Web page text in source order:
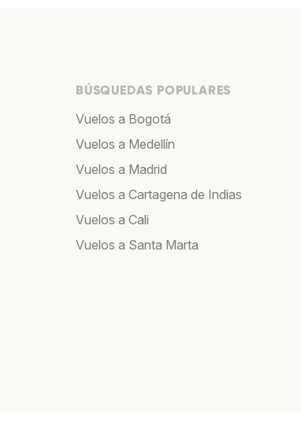
BÚSQUEDAS POPULARES
Vuelos a Bogotá
Vuelos a Medellín
Vuelos a Madrid
Vuelos a Cartagena de Indias
Vuelos a Cali
Vuelos a Santa Marta